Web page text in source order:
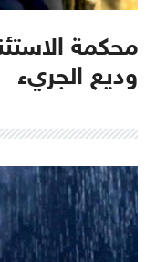
محكمة
وديع الجريء